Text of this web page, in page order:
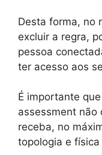
Desta forma, no
excluir a regra,
pessoa
ter acesso aos
É importante
assessment não
receba, no
topologia e física